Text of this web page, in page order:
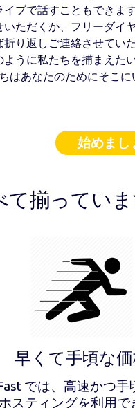
イブで話すこともできま
いただくか、フリーダイ
折り返しご連絡させてい
ように私たちを捕まえた
ちはあなたのためにそこに
始めまし
揃っていま
早くて手頃な
では、高速かつ手
スティングを利用で